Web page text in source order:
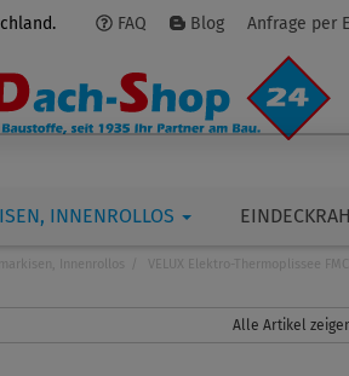
FAQ Blog Anfrage per
INNENROLLOS
Innenrollos VELUX Elektro-Thermoplissee
Alle Artikel